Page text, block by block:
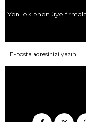
Yeni eklenen üye